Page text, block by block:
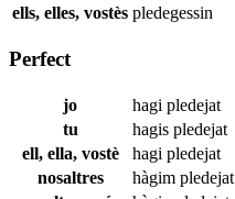
ells, elles, vostès pledegessin
Perfect
jo hagi pledejat
tu
hagis pledejat
ell, ella, vostè
hagi pledejat
nosaltres
hàgim pledejat